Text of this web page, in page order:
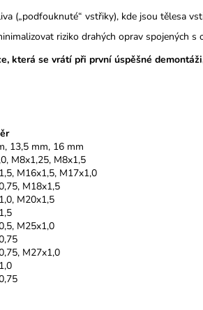
(„podfouknuté“ vstřiky), kde jsou tělesa
riziko drahých oprav spojených
která se vrátí při první úspěšné
13,5 mm, 16 mm
M8x1,25, M8x1,5
M16x1,5, M17x1,0
M18x1,5
M20x1,5
M25x1,0
M27x1,0